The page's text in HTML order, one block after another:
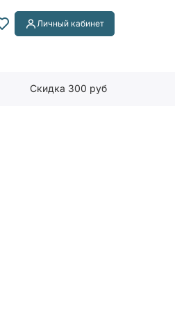
Личный кабинет
Скидка 300 руб